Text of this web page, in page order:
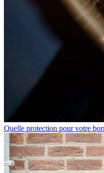
Quelle protection pour votre